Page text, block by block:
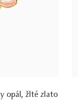
opál, žlté zlato